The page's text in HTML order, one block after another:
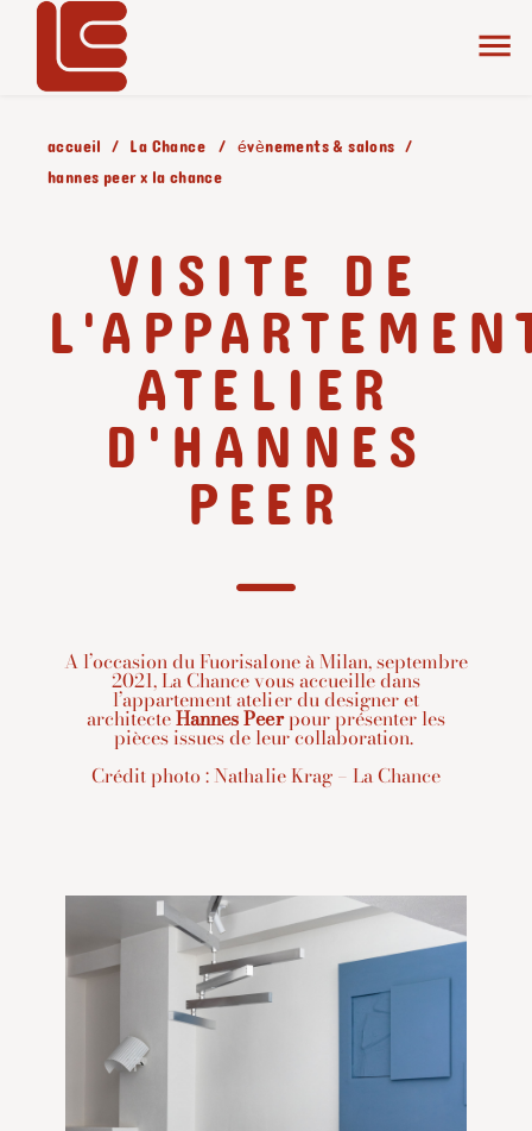
accueil La Chance
évènements & salons
hannes peer x la chance
VISITE DE
ATELIER
D'HANNES
PEER
A l’occasion du Fuorisalone à Milan, septembre
2021, La Chance vous accueille dans
l’appartement atelier du designer et
architecteHannes Peerpour présenter les
pièces issues de leur collaboration.
Crédit photo : Nathalie Krag – La Chance